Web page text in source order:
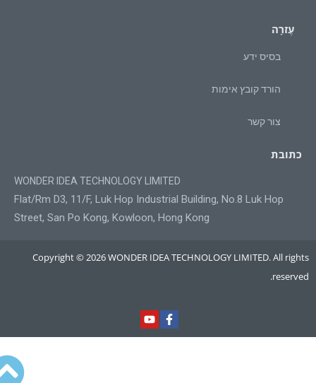
עֶזרָה
בסיס ידע
הורד קובץ אימות
צור קשר
כתובת
WONDER IDEA TECHNOLOGY LIMITED
Flat/Rm D3, 11/F, Luk Hop Industrial Building, No.8 Luk Hop
Street, San Po Kong, Kowloon, Hong Kong
Copyright © 2026 WONDER IDEA TECHNOLOGY LIMITED. All rights
reserved.